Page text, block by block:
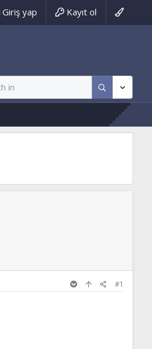
Giriş yap Kayıt ol
#1